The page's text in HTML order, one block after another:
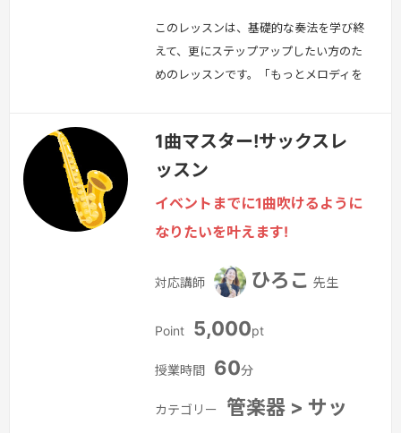
このレッスンは、基礎的な奏法を学び終
えて、更にステップアップしたい方のた
めのレッスンです。「もっとメロディを
基礎練習や演奏の仕方をお伝えします。
ソプラノサックス、アルトサックス、テ
を見る »
1曲マスター!サックスレ
ッスン
イベントまでに1曲吹けるように
なりたいを叶えます!
対応講師 ひろこ 先生
Point 5,000pt
授業時間 60分
カテゴリー
管楽器 > サッ